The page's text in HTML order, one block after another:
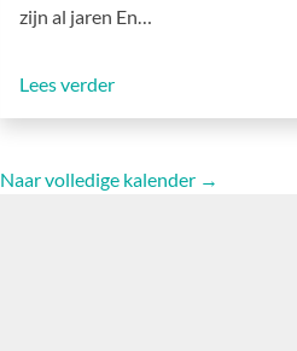
zijn al jaren En…
Lees verder
Naar volledige kalender →